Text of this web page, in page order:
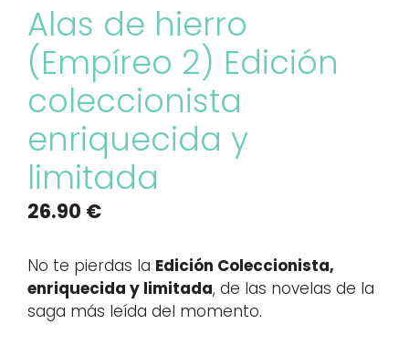
Alas de hierro
(Empíreo 2) Edición
coleccionista
enriquecida y
limitada
26.90 €
No te pierdas la Edición Coleccionista,
enriquecida y limitada, de las novelas de la
saga más leída del momento.